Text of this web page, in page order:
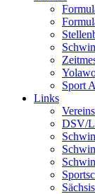
Sport
Links
DSV/